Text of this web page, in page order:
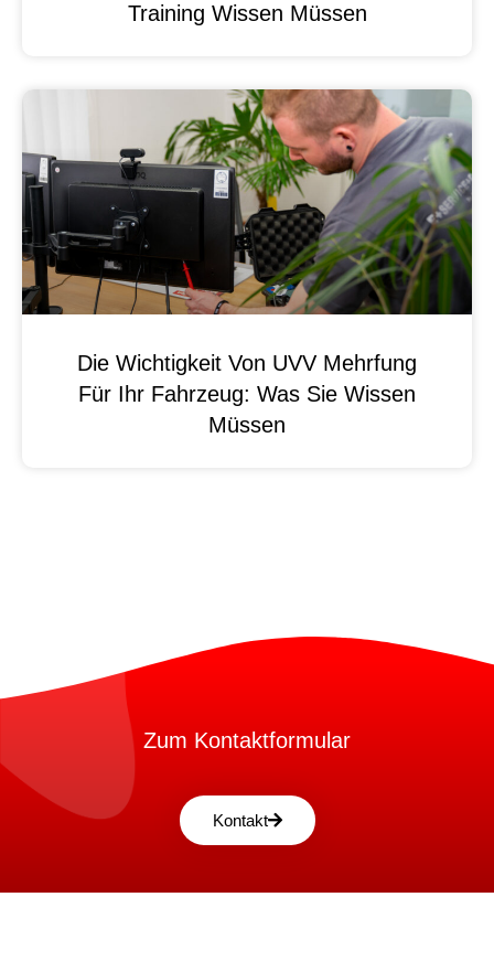
Training Wissen Müssen
Die Wichtigkeit Von UVV Mehrfung
Für Ihr Fahrzeug: Was Sie Wissen
Müssen
Zum Kontaktformular
Kontakt